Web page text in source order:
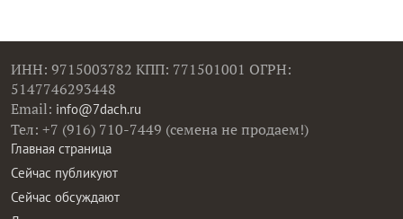
ИНН: 9715003782 КПП: 771501001 ОГРН:
5147746293448
Email: info@7dach.ru
Тел: +7 (916) 710-7449 (семена не продаем!)
Главная страница
Сейчас публикуют
Сейчас обсуждают